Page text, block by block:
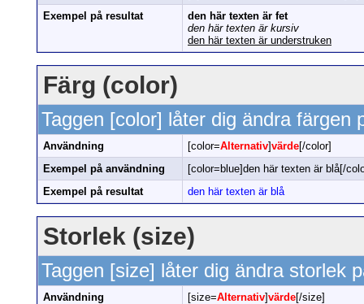
Exempel på resultat
den här texten är fet
den här texten är kursiv
den här texten är understruken
Färg (color)
Taggen [color] låter dig ändra färgen
Användning [color=Alternativ]värde[/color]
Exempel på användning
[color=blue]den här texten är blå[/
Exempel på resultat
den här texten är blå
Storlek (size)
Taggen [size] låter dig ändra storlek
Användning [size=Alternativ]värde[/size]